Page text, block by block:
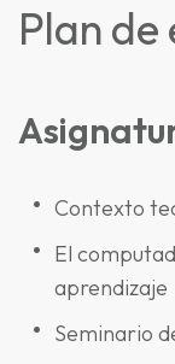
Plan de
Contexto
El
aprendizaje
Seminario